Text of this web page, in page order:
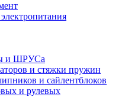
и ШРУСа
и стяжки пружин
и сайлентблоков
и рулевых